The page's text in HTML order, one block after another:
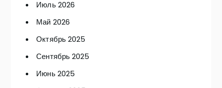
Июль 2026
Май 2026
Октябрь 2025
Сентябрь 2025
Июнь 2025